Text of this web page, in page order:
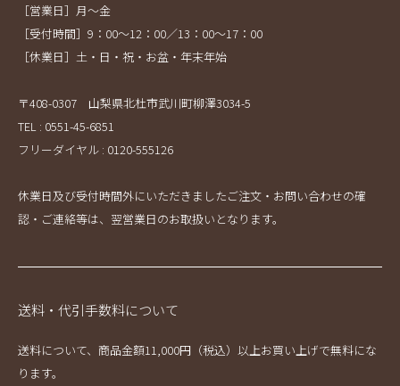
［営業日］月～金
［受付時間］9：00～12：00／13：00～17：00
［休業日］土・日・祝・お盆・年末年始
〒408-0307 山梨県北杜市武川町柳澤3034-5
TEL : 0551-45-6851
フリーダイヤル : 0120-555126
休業日及び受付時間外にいただきましたご注文・お問い合わせの確
認・ご連絡等は、翌営業日のお取扱いとなります。
送料・代引手数料について
送料について、商品金額11,000円（税込）以上お買い上げで無料にな
ります。